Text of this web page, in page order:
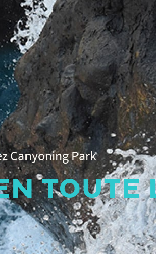
Canyoning Park
TOUTE